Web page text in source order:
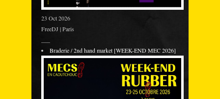
23 Oct 2026
FreeDJ | Paris
Braderie / 2nd hand market [WEEK-END MEC 2026]